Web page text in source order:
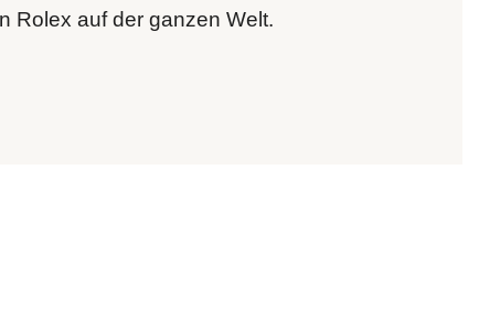
Rolex auf der ganzen Welt.